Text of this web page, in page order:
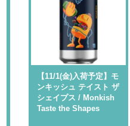
【11/1(金)入荷予定】モ
ンキッシュ テイスト ザ
シェイプス / Monkish
Taste the Shapes